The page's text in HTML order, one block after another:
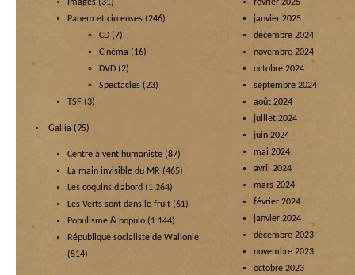
Images (31)
Panem et circenses (246)
CD (7)
Cinéma (16)
DVD (2)
Spectacles (23)
TSF (3)
Gallia (95)
Centre à vent humaniste (87)
La main invisible du MR (465)
Les coquins d’abord (1 264)
Les Verts sont dans le fruit (61)
Populisme & populo (1 144)
République socialiste de Wallonie
(514)
février 2025
janvier 2025
décembre 2024
novembre 2024
octobre 2024
septembre 2024
août 2024
juillet 2024
juin 2024
mai 2024
avril 2024
mars 2024
février 2024
janvier 2024
décembre 2023
novembre 2023
octobre 2023